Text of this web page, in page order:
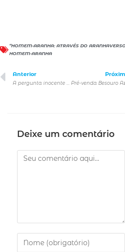
“HOMEM-ARANHA: ATRAVÉS DO
HOMEM-ARANHA
Anterior
Deixe um comentário